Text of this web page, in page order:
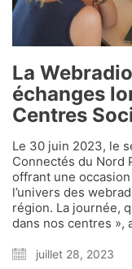
La
échanges
Centres
Le 30 juin 2023, le
Connectés du Nord
offrant une
l’univers des
région. La journée,
dans nos centres »,
juillet 28, 2023